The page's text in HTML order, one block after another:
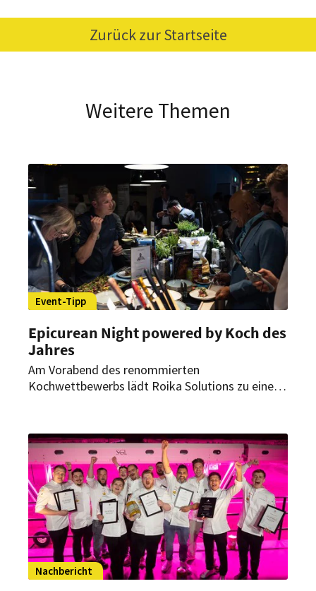
Zurück zur Startseite
Weitere Themen
Event-Tipp
Epicurean Night powered by Koch des
Jahres
Am Vorabend des renommierten
Kochwettbewerbs lädt Roika Solutions zu einem
Highlight. Sie dürfen nicht nur genießen, sondern
finden sich auch in der Rolle der Juroren wieder.
Nachbericht